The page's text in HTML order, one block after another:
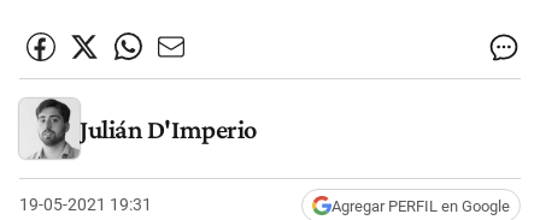
Julián D'Imperio
19-05-2021 19:31 Agregar PERFIL en Google